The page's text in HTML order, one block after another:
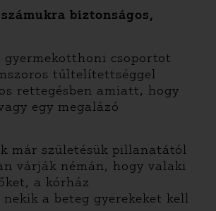
biztonságos,
gyermekotthoni csoportot
túltelítettséggel
rettegésben amiatt, hogy
egy megalázó
már születésük pillanatától
várják némán, hogy valaki
a kórház
a beteg gyerekeket kell